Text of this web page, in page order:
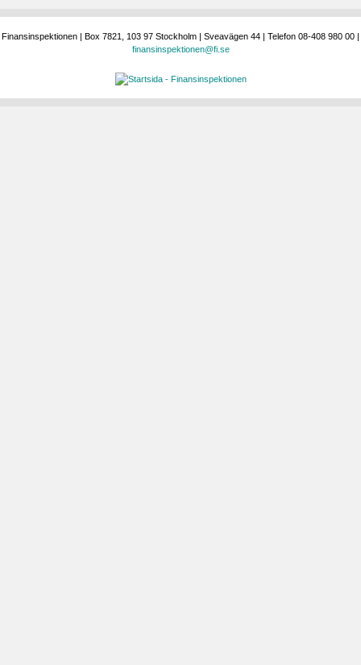
Finansinspektionen | Box 7821, 103 97 Stockholm | Sveavägen 44 | Telefon 08-408 980 00 |
finansinspektionen@fi.se